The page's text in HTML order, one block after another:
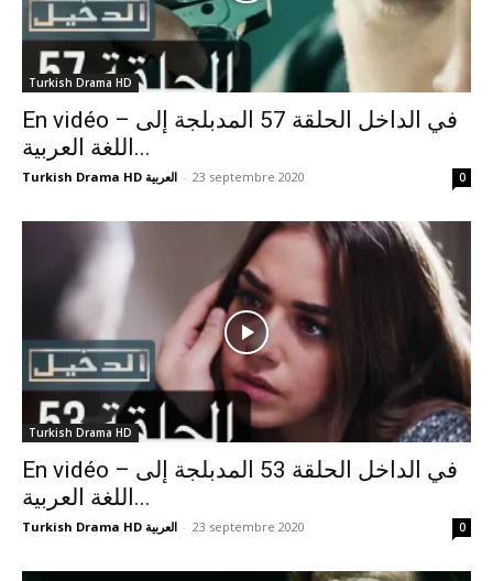
Turkish Drama HD
En vidéo – في الداخل الحلقة 57 المدبلجة إلى
اللغة العربية...
Turkish Drama HD العربية - 23 septembre 2020 0
Turkish Drama HD
En vidéo – في الداخل الحلقة 53 المدبلجة إلى
اللغة العربية...
Turkish Drama HD العربية - 23 septembre 2020 0